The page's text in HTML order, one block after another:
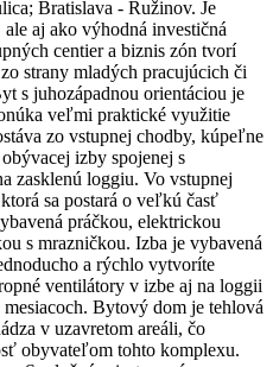
Bratislava - Ružinov. Je
aj ako výhodná investičná
centier a biznis zón tvorí
strany mladých pracujúcich či
s juhozápadnou orientáciou je
veľmi praktické využitie
zo vstupnej chodby, kúpeľne
izby spojenej s
zasklenú loggiu. Vo vstupnej
sa postará o veľkú časť
práčkou, elektrickou
s mrazničkou. Izba je vybavená
a rýchlo vytvoríte
ventilátory v izbe aj na loggii
Bytový dom je tehlová
v uzavretom areáli, čo
obyvateľom tohto komplexu.